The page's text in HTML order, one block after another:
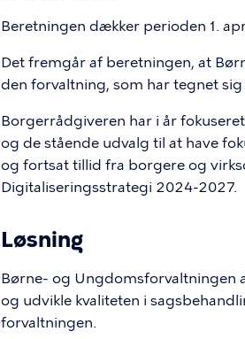
Beretningen dækker perioden 1.
Det fremgår af beretningen, at
den forvaltning, som har tegnet
Borgerrådgiveren har i år
og de stående udvalg til at have
og fortsat tillid fra borgere og
Digitaliseringsstrategi 2024-2027.
Løsning
Børne- og Ungdomsforvaltningen
og udvikle kvaliteten i
forvaltningen.